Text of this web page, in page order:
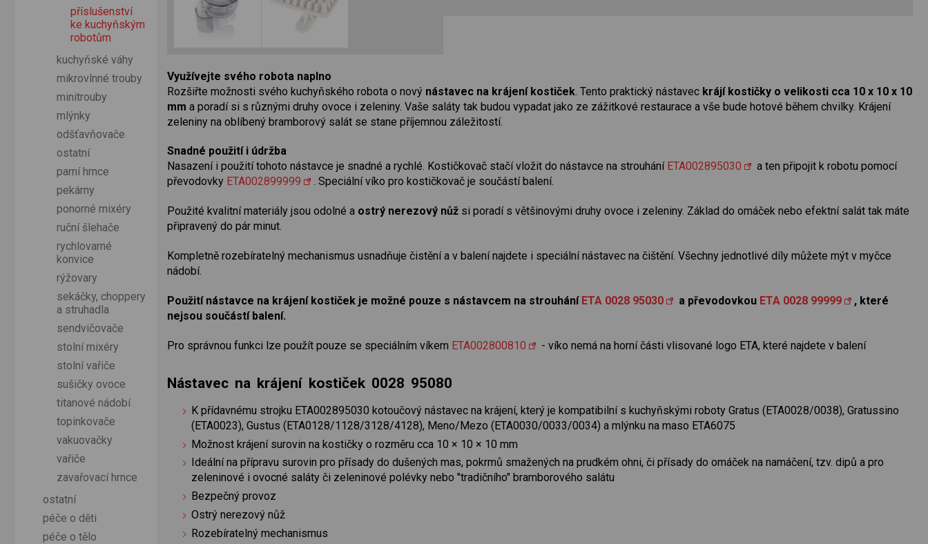
Využívejte svého robota naplno
Rozšiřte možnosti svého kuchyňského robota o nový nástavec na krájení kostiček . Tento praktický nástavec krájí kostičky o velikosti cca 10 x 10 x 10
mm a poradí si s různými druhy ovoce i zeleniny. Vaše saláty tak budou vypadat jako ze zážitkové restaurace a vše bude hotové během chvilky. Krájení
zeleniny na oblíbený bramborový salát se stane příjemnou záležitostí.
Snadné použití i údržba
Nasazení i použití tohoto nástavce je snadné a rychlé. Kostičkovač stačí vložit do nástavce na strouhání ETA002895030
a ten připojit k robotu pomocí
převodovky ETA002899999 . Speciální víko pro kostičkovač je součástí balení.
Použité kvalitní materiály jsou odolné a ostrý nerezový nůž si poradí s většinovými druhy ovoce i zeleniny. Základ do omáček nebo efektní salát tak máte
připravený do pár minut.
Kompletně rozebíratelný mechanismus usnadňuje čistění a v balení najdete i speciální nástavec na čištění. Všechny jednotlivé díly můžete mýt v myčce
nádobí.
Použití nástavce na krájení kostiček je možné pouze s nástavcem na strouhání ETA 0028 95030 a převodovkou ETA 0028 99999
, které
nejsou součástí balení.
Pro správnou funkci lze použít pouze se speciálním víkem ETA002800810 - víko nemá na horní části vlisované logo ETA, které najdete v balení
Nástavec na krájení kostiček 0028 95080
K přídavnému strojku ETA002895030 kotoučový nástavec na krájení, který je kompatibilní s kuchyňskými roboty Gratus (ETA0028/0038), Gratussino
(ETA0023), Gustus (ETA0128/1128/3128/4128), Meno/Mezo (ETA0030/0033/0034) a mlýnku na maso ETA6075
Možnost krájení surovin na kostičky o rozměru cca 10 × 10 × 10 mm
Ideální na přípravu surovin pro přísady do dušených mas, pokrmů smažených na prudkém ohni, či přísady do omáček na namáčení, tzv. dipů a pro
zeleninové i ovocné saláty či zeleninové polévky nebo "tradičního" bramborového salátu
Bezpečný provoz
Ostrý nerezový nůž
Rozebíratelný mechanismus
příslušenství
ke kuchyňským
robotům
kuchyňské váhy
mikrovlnné trouby
minitrouby
mlýnky
odšťavňovače
ostatní
parní hrnce
pekárny
ponorné mixéry
ruční šlehače
rychlovarné
konvice
rýžovary
sekáčky, choppery
a struhadla
sendvičovače
stolní mixéry
stolní vařiče
sušičky ovoce
titanové nádobí
topinkovače
vakuovačky
vařiče
zavařovací hrnce
ostatní
péče o děti
péče o tělo